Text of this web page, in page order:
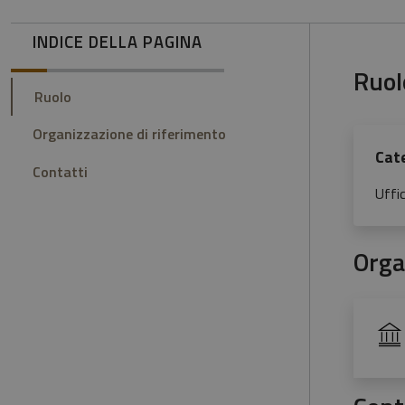
INDICE DELLA PAGINA
Ruolo
Organizzazione di riferimento
Contatti